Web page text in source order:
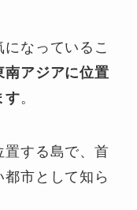
なっているこ
南アジアに位置
す。
置する島で、首
市として知ら